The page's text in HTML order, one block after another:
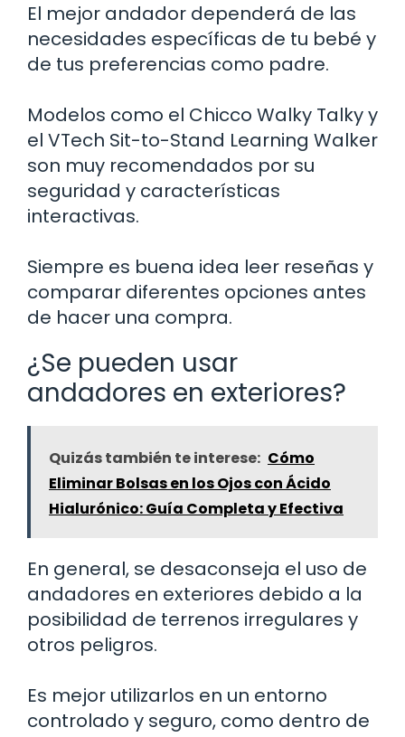
El mejor andador dependerá de las
necesidades específicas de tu bebé y
de tus preferencias como padre.
Modelos como el Chicco Walky Talky y
el VTech Sit-to-Stand Learning Walker
son muy recomendados por su
seguridad y características
interactivas.
Siempre es buena idea leer reseñas y
comparar diferentes opciones antes
de hacer una compra.
¿Se pueden usar
andadores en exteriores?
Quizás también te interese: Cómo
Eliminar Bolsas en los Ojos con Ácido
Hialurónico: Guía Completa y Efectiva
En general, se desaconseja el uso de
andadores en exteriores debido a la
posibilidad de terrenos irregulares y
otros peligros.
Es mejor utilizarlos en un entorno
controlado y seguro, como dentro de